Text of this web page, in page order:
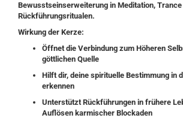
Bewusstseinserweiterung in Meditation,
Rückführungsritualen.
Wirkung der Kerze:
Öffnet die Verbindung zum Höheren
göttlichen Quelle
Hilft dir, deine spirituelle Bestimmung in
erkennen
Unterstützt Rückführungen in frühere
Auflösen karmischer Blockaden